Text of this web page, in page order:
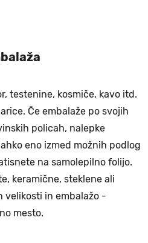
testenine, kosmiče, kavo itd.
Če embalaže po svojih
policah, nalepke
eno izmed možnih podlog
na samolepilno folijo.
keramične, steklene ali
velikosti in embalažo -
mesto.